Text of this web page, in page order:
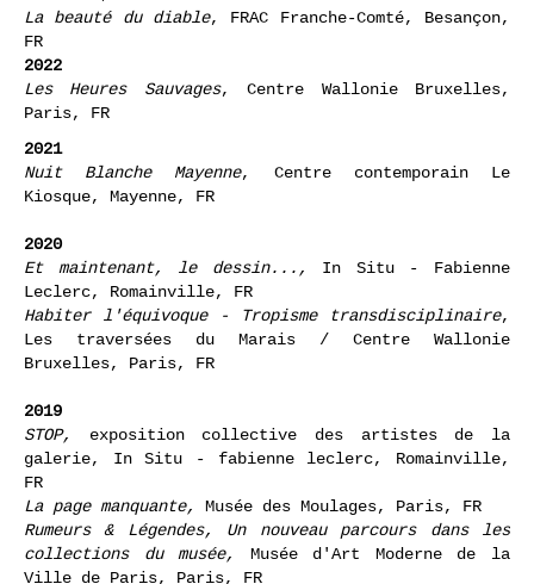
Dans l'air, les machines volantes,Hangar Y, Paris
- Meudon, FR
La beauté du diable
FR
2022
Paris, FR
2021
Kiosque, Mayenne, FR
2020
Et maintenant, le dessin...,In Situ - Fabienne
Leclerc, Romainville, FR
Habiter l'équivoque - Tropisme transdisciplinaire
Bruxelles, Paris, FR
2019
STOP,
galerie, In Situ - fabienne leclerc, Romainville,
FR
La page manquante,Musée des Moulages, Paris, FR
Rumeurs & Légendes, Un nouveau parcours dans les